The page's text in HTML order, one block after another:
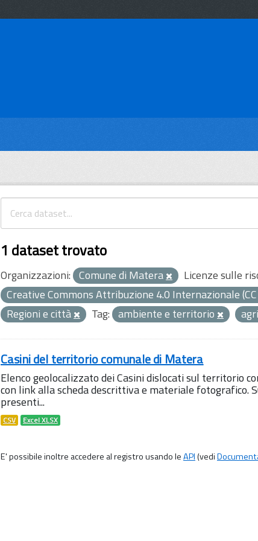
1 dataset trovato
Organizzazioni: Comune di Matera
Licenze sulle
Creative Commons Attribuzione 4.0 Internazionale (CC
Regioni e città
Tag: ambiente e territorio
Casini del territorio comunale di Matera
Elenco geolocalizzato dei Casini dislocati sul territorio
con link alla scheda descrittiva e materiale fotografico.
presenti...
CSV Excel XLSX
E' possibile inoltre accedere al registro usando leAPI(vedi